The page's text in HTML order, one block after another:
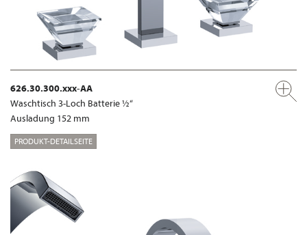
626.30.300.xxx-AA
Waschtisch 3-Loch Batterie ½“
Ausladung 152 mm
PRODUKT-DETAILSEITE